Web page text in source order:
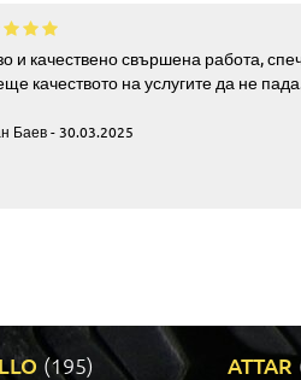
и качествено свършена работа,
качеството на услугите да не
Баев - 30.03.2025
(195) ATTAR